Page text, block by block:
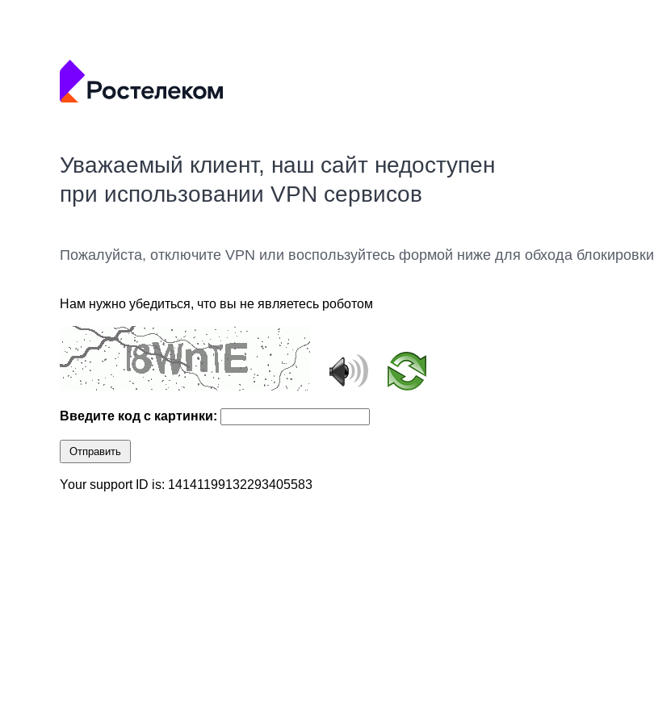
Уважаемый клиент, наш сайт недоступен
при использовании VPN сервисов
Пожалуйста, отключите VPN или воспользуйтесь формой ниже для обхода блокировки
Нам нужно убедиться, что вы не являетесь роботом
Введите код с картинки:
Отправить
Your support ID is: 14141199132293405583